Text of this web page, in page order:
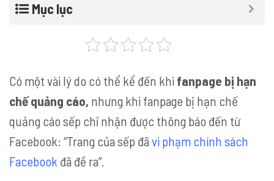
Mục lục
Có một vài lý do có thể kể đến khi fanpage bị hạn
chế quảng cáo, nhưng khi fanpage bị hạn chế
quảng cáo sếp chỉ nhận được thông báo đến từ
Facebook: “Trang của sếp đãvi phạm chính sách
Facebook đã đề ra”.